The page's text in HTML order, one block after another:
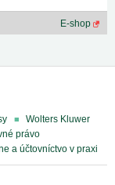
E-shop
Wolters Kluwer
právo
a účtovníctvo v praxi